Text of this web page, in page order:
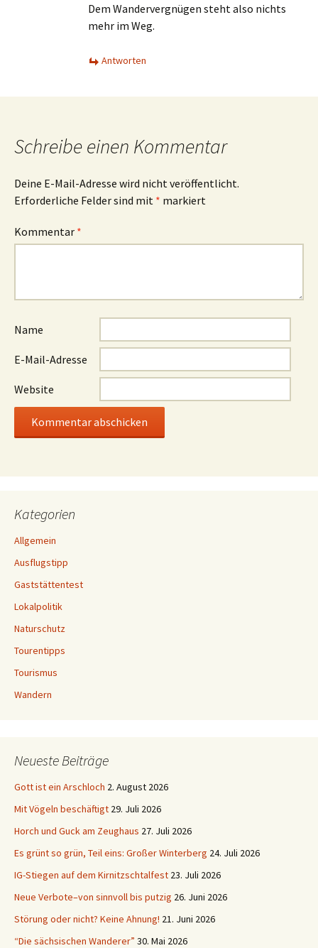
Dem Wandervergnügen steht also nichts
mehr im Weg.
Antworten
Schreibe einen Kommentar
Deine E-Mail-Adresse wird nicht veröffentlicht.
Erforderliche Felder sind mit * markiert
Kommentar *
Name
E-Mail-Adresse
Website
Kategorien
Allgemein
Ausflugstipp
Gaststättentest
Lokalpolitik
Naturschutz
Tourentipps
Tourismus
Wandern
Neueste Beiträge
Gott ist ein Arschloch 2. August 2026
Mit Vögeln beschäftigt 29. Juli 2026
Horch und Guck am Zeughaus 27. Juli 2026
Es grünt so grün, Teil eins: Großer Winterberg 24. Juli 2026
IG-Stiegen auf dem Kirnitzschtalfest 23. Juli 2026
Neue Verbote–von sinnvoll bis putzig 26. Juni 2026
Störung oder nicht? Keine Ahnung! 21. Juni 2026
“Die sächsischen Wanderer” 30. Mai 2026